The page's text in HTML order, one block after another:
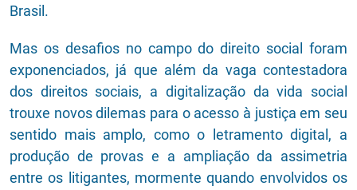
Brasil.
Mas os desafios no campo do direito social foram
exponenciados, já que além da vaga contestadora
dos direitos sociais, a digitalização da vida social
trouxe novos dilemas para o acesso à justiça em seu
sentido mais amplo, como o letramento digital, a
produção de provas e a ampliação da assimetria
entre os litigantes, mormente quando envolvidos os